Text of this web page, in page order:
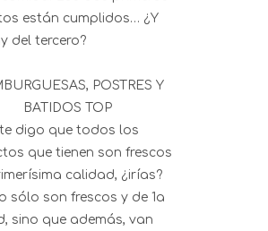
están cumplidos… ¿Y
del tercero?
POSTRES Y
BATIDOS TOP
te digo que todos los
que tienen son frescos
calidad, ¿irías?
sólo son frescos y de 1a
sino que además, van